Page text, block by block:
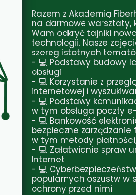
Razem z Akademią
na darmowe warsztaty,
Wam odkryć tajniki
technologii. Nasze
szereg istotnych
- 💻 Podstawy budowy
obsługi
- 💻 Korzystanie z
internetowej i
- 💻 Podstawy
w tym obsługa poczty
- 💻 Bankowość
bezpieczne
w tym metody płatności,
- 💻 Załatwianie spraw
Internet
- 💻
popularnych oszustw w
ochrony przed nimi